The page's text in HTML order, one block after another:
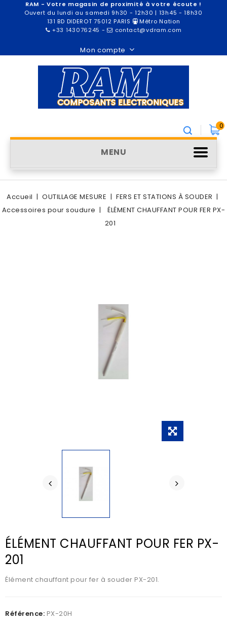
RAM - Votre magasin de proximité à votre écoute !
Ouvert du lundi au samedi 9h30 - 12h30 | 13h45 - 18h30
131 BD DIDEROT 75012 PARIS
Métro Nation
+33 143076245 - contact@vdram.com
Mon compte
0
MENU
Accueil OUTILLAGE MESURE
FERS ET STATIONS À SOUDER
Accessoires pour soudure
ÉLÉMENT CHAUFFANT POUR FER PX-
201
ÉLÉMENT CHAUFFANT POUR FER PX-
201
Élément chauffant pour fer à souder PX-201.
Référence: PX-20H